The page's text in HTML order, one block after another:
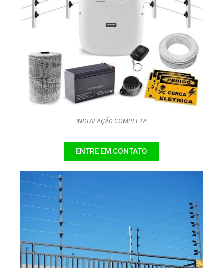
INSTALAÇÃO COMPLETA
ENTRE EM CONTATO